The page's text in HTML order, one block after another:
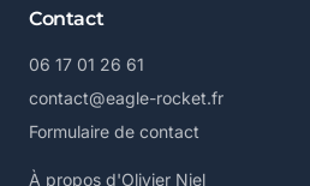
Contact
06 17 01 26 61
contact@eagle-rocket.fr
Formulaire de contact
À propos d'Olivier Niel